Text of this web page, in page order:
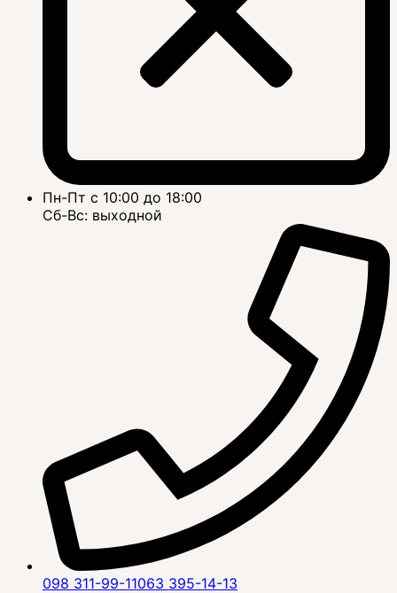
Пн-Пт с 10:00 до 18:00
Сб-Вс: выходной
098 311-99-11063 395-14-13